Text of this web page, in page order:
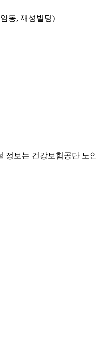
동, 재성빌딩)
정보는 건강보험공단